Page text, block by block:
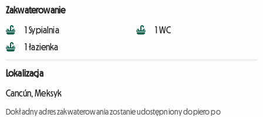
Zakwaterowanie
1 Sypialnia
1 łazienka
1 WC
Lokalizacja
Cancún, Meksyk
Dokładny adres zakwaterowania zostanie udostępniony dopiero po